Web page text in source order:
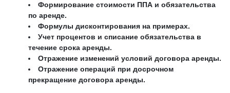
Формирование стоимости ППА и обязательства
по аренде.
Формулы дисконтирования на примерах.
Учет процентов и списание обязательства в
течение срока аренды.
Отражение изменений условий договора аренды.
Отражение операций при досрочном
прекращение договора аренды.